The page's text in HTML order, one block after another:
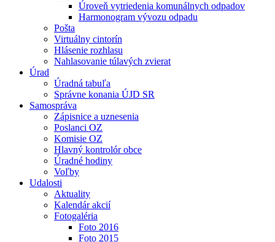
Úroveň vytriedenia komunálnych odpadov
Harmonogram vývozu odpadu
Pošta
Virtuálny cintorín
Hlásenie rozhlasu
Nahlasovanie túlavých zvierat
Úrad
Úradná tabuľa
Správne konania ÚJD SR
Samospráva
Zápisnice a uznesenia
Poslanci OZ
Komisie OZ
Hlavný kontrolór obce
Úradné hodiny
Voľby
Udalosti
Aktuality
Kalendár akcií
Fotogaléria
Foto 2016
Foto 2015